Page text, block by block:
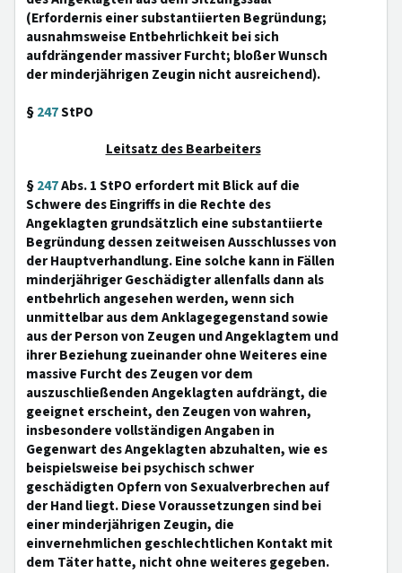
(Erfordernis einer substantiierten Begründung;
ausnahmsweise Entbehrlichkeit bei sich
aufdrängender massiver Furcht; bloßer Wunsch
der minderjährigen Zeugin nicht ausreichend).
§247StPO
Leitsatz des Bearbeiters
§247Abs. 1 StPO erfordert mit Blick auf die
Schwere des Eingriffs in die Rechte des
Angeklagten grundsätzlich eine substantiierte
Begründung dessen zeitweisen Ausschlusses von
der Hauptverhandlung. Eine solche kann in Fällen
minderjähriger Geschädigter allenfalls dann als
entbehrlich angesehen werden, wenn sich
unmittelbar aus dem Anklagegegenstand sowie
aus der Person von Zeugen und Angeklagtem und
ihrer Beziehung zueinander ohne Weiteres eine
massive Furcht des Zeugen vor dem
auszuschließenden Angeklagten aufdrängt, die
geeignet erscheint, den Zeugen von wahren,
insbesondere vollständigen Angaben in
Gegenwart des Angeklagten abzuhalten, wie es
beispielsweise bei psychisch schwer
geschädigten Opfern von Sexualverbrechen auf
der Hand liegt. Diese Voraussetzungen sind bei
einer minderjährigen Zeugin, die
einvernehmlichen geschlechtlichen Kontakt mit
dem Täter hatte, nicht ohne weiteres gegeben.